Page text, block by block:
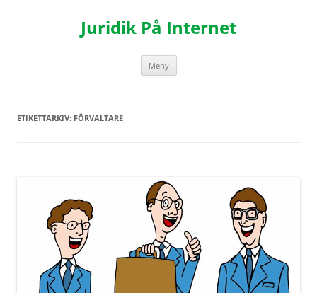
Juridik På Internet
Meny
ETIKETTARKIV: FÖRVALTARE